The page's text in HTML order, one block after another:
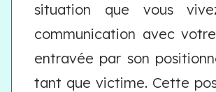
situation que vous
communication avec
entravée par son
tant que victime. Cette